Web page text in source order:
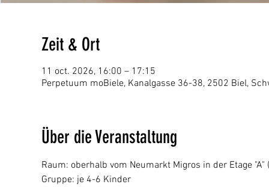
Zeit & Ort
11 oct. 2026, 16:00 – 17:15
Perpetuum moBiele, Kanalgasse 36-38, 2502 Biel,
Über die Veranstaltung
Raum: oberhalb vom Neumarkt Migros in der Etage "A"
Gruppe: je 4-6 Kinder